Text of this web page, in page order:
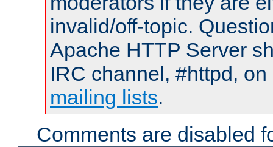
invalid/off-topic.
Apache HTTP Server
IRC channel, #httpd,
mailing lists.
Comments are disabled